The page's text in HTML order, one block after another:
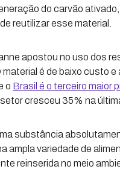
do carvão
reutilizar esse material.
apostou no uso dos
material é de baixo custo e
o Brasil é o terceiro maior
setor cresceu 35% na
substância
ampla variedade de
reinserida no meio